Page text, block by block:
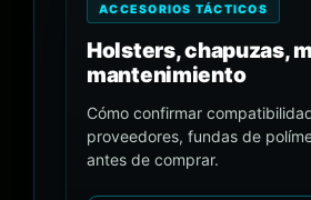
ACCESORIOS TÁCTICOS
Holsters, chapuzas,
mantenimiento
Cómo confirmar
proveedores, fundas de
antes de comprar.